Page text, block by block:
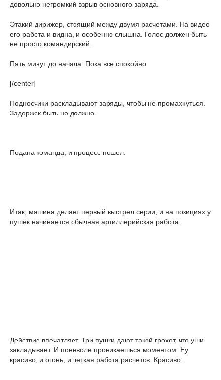
довольно негромкий взрыв основного заряда.
Этакий дирижер, стоящий между двумя расчетами. На видео
его работа и видна, и особенно слышна. Голос должен быть
не просто командирский.
Пять минут до начала. Пока все спокойно
[/center]
Подносчики раскладывают заряды, чтобы не промахнуться.
Задержек быть не должно.
Подана команда, и процесс пошел.
Итак, машина делает первый выстрел серии, и на позициях у
пушек начинается обычная артиллерийская работа.
Действие впечатляет. Три пушки дают такой грохот, что уши
закладывает. И поневоле проникаешься моментом. Ну
красиво, и огонь, и четкая работа расчетов. Красиво.